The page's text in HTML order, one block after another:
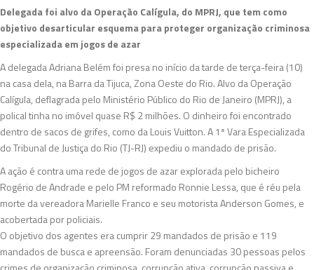
Delegada foi alvo da Operação Calígula, do MPRJ, que tem como
objetivo desarticular esquema para proteger organização criminosa
especializada em jogos de azar
A delegada Adriana Belém foi presa no início da tarde de terça-feira (10)
na casa dela, na Barra da Tijuca, Zona Oeste do Rio. Alvo da Operação
Calígula, deflagrada pelo Ministério Público do Rio de Janeiro (MPRJ), a
polical tinha no imóvel quase R$ 2 milhões. O dinheiro foi encontrado
dentro de sacos de grifes, como da Louis Vuitton. A 1ª Vara Especializada
do Tribunal de Justiça do Rio (TJ-RJ) expediu o mandado de prisão.
A ação é contra uma rede de jogos de azar explorada pelo bicheiro
Rogério de Andrade e pelo PM reformado Ronnie Lessa, que é réu pela
morte da vereadora Marielle Franco e seu motorista Anderson Gomes, e
acobertada por policiais.
O objetivo dos agentes era cumprir 29 mandados de prisão e 119
mandados de busca e apreensão. Foram denunciadas 30 pessoas pelos